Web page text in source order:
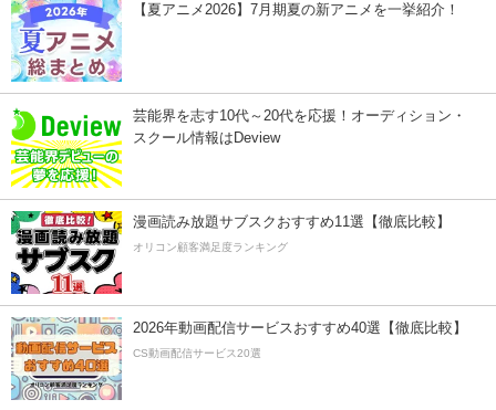
【夏アニメ2026】7月期夏の新アニメを一挙紹介！
芸能界を志す10代～20代を応援！オーディション・
スクール情報はDeview
漫画読み放題サブスクおすすめ11選【徹底比較】
オリコン顧客満足度ランキング
2026年動画配信サービスおすすめ40選【徹底比較】
CS動画配信サービス20選